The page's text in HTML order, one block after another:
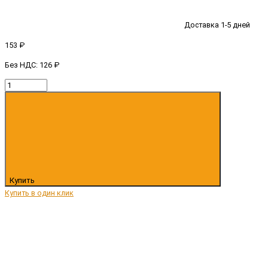
Доставка 1-5 дней
153 ₽
Без НДС: 126 ₽
Купить
Купить в один клик